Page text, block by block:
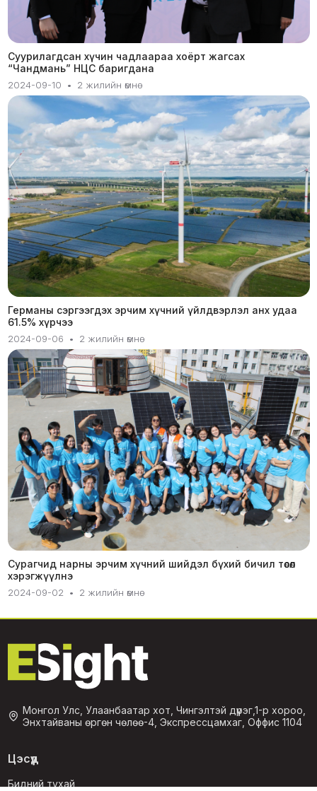
Суурилагдсан хүчин чадлаараа хоёрт жагсах
“Чандмань” НЦС баригдана
2024-09-10 • 2 жилийн өмнө
Германы сэргээгдэх эрчим хүчний үйлдвэрлэл анх удаа
61.5% хүрчээ
2024-09-06 • 2 жилийн өмнө
Сурагчид нарны эрчим хүчний шийдэл бүхий бичил төсөл
хэрэгжүүлнэ
2024-09-02 • 2 жилийн өмнө
Монгол Улс, Улаанбаатар хот, Чингэлтэй дүүрэг,1-р хороо,
Энхтайваны өргөн чөлөө-4, Экспрессцамхаг, Оффис 1104
Цэсүүд
Бидний тухай